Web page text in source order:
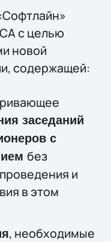
с целью
новой
содержащей:
заседаний
с
без
и
в этом
, необходимые